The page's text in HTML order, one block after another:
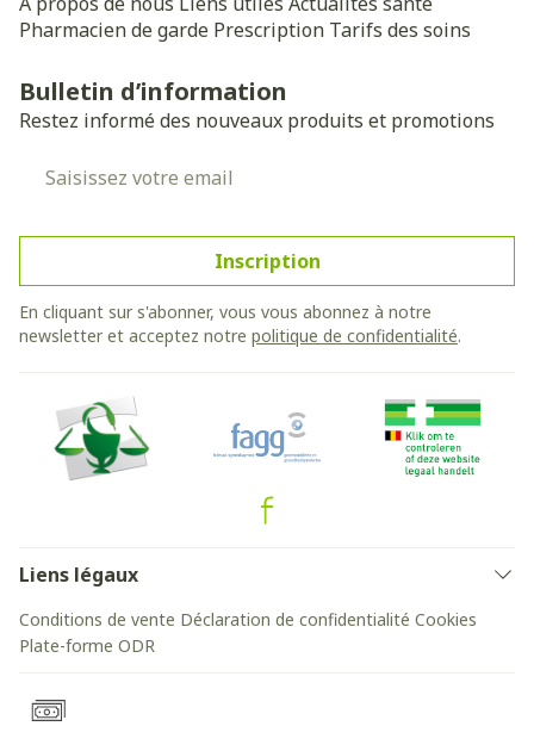
Pharmacien de garde Prescription Tarifs des soins
Bulletin d’information
Restez informé des nouveaux produits et promotions
Inscription
En cliquant sur s'abonner, vous vous abonnez à notre
newsletter et acceptez notre politique de confidentialité.
Liens légaux
Conditions de vente Déclaration de confidentialité Cookies
Plate-forme ODR